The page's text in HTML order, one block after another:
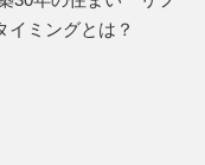
イミングとは？